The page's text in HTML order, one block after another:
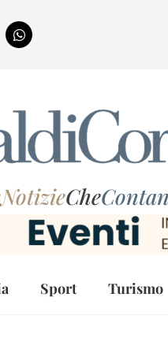
Che
Sport Turismo